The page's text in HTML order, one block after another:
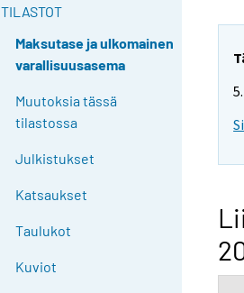
TILASTOT
Maksutase ja ulkomainen
varallisuusasema
Muutoksia tässä
tilastossa
Julkistukset
Katsaukset
Taulukot
Kuviot